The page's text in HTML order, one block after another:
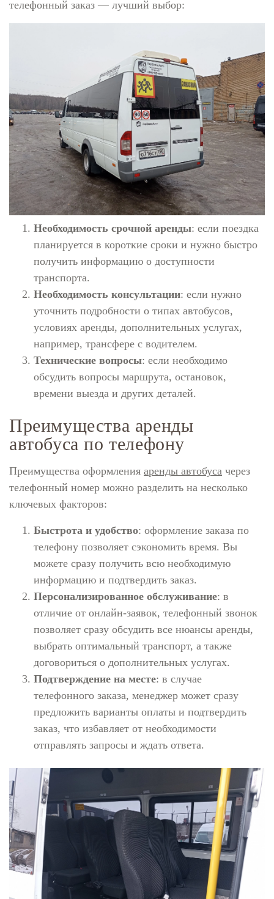
телефонный заказ — лучший выбор:
Необходимость срочной аренды: если поездка
планируется в короткие сроки и нужно быстро
получить информацию о доступности
транспорта.
Необходимость консультации: если нужно
уточнить подробности о типах автобусов,
условиях аренды, дополнительных услугах,
например, трансфере с водителем.
Технические вопросы: если необходимо
обсудить вопросы маршрута, остановок,
времени выезда и других деталей.
Преимущества аренды
автобуса по телефону
Преимущества оформления аренды автобуса через
телефонный номер можно разделить на несколько
ключевых факторов:
Быстрота и удобство: оформление заказа по
телефону позволяет сэкономить время. Вы
можете сразу получить всю необходимую
информацию и подтвердить заказ.
Персонализированное обслуживание: в
отличие от онлайн-заявок, телефонный звонок
позволяет сразу обсудить все нюансы аренды,
выбрать оптимальный транспорт, а также
договориться о дополнительных услугах.
Подтверждение на месте: в случае
телефонного заказа, менеджер может сразу
предложить варианты оплаты и подтвердить
заказ, что избавляет от необходимости
отправлять запросы и ждать ответа.